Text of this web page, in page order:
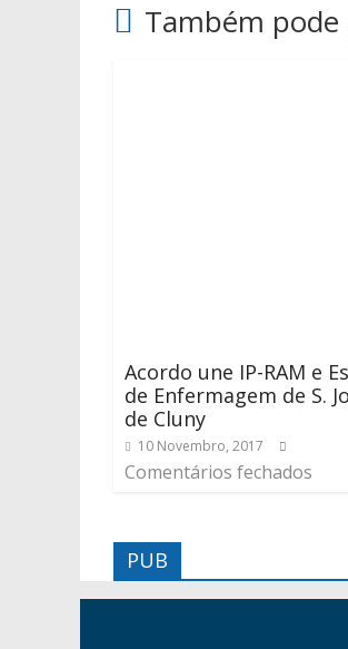
Também
Acordo une IP-RAM e
de Enfermagem de S.
de Cluny
10 Novembro, 2017
Comentários fechados
PUB